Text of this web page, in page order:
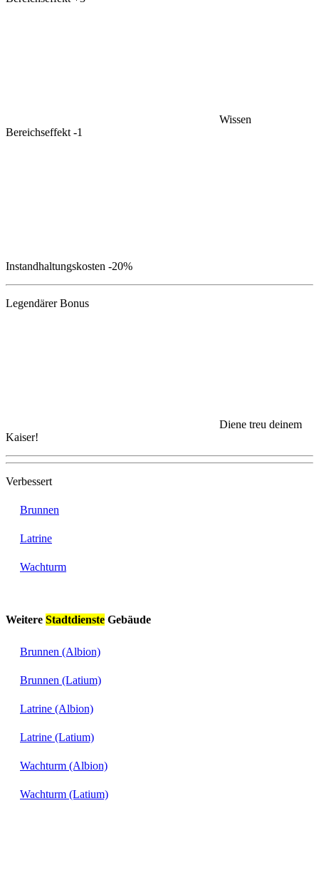
Wissen
Bereichseffekt -1
Instandhaltungskosten -20%
Legendärer Bonus
Diene treu deinem
Kaiser!
Verbessert
Brunnen
Latrine
Wachturm
Weitere Stadtdienste Gebäude
Brunnen (Albion)
Brunnen (Latium)
Latrine (Albion)
Latrine (Latium)
Wachturm (Albion)
Wachturm (Latium)